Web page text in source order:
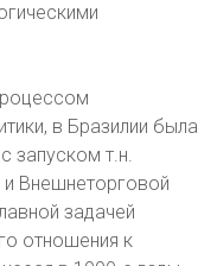
в Бразилии была
запуском т.н.
Внешнеторговой
задачей
отношения к